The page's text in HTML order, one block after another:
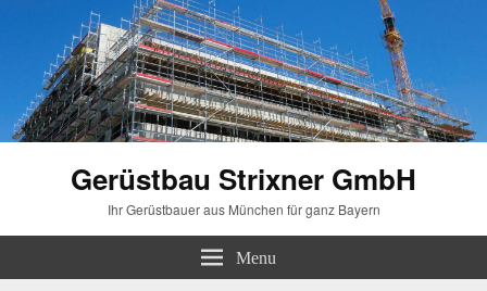
Gerüstbau Strixner GmbH
Ihr Gerüstbauer aus München für ganz Bayern
Menu